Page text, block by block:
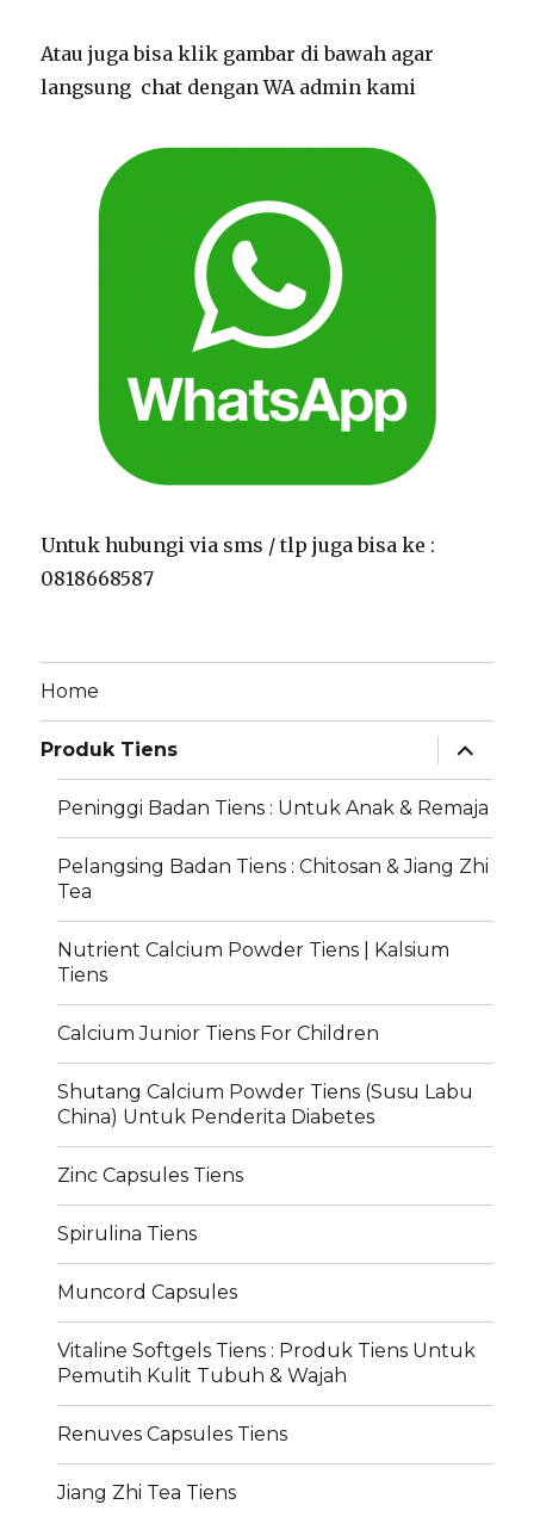
Atau juga bisa klik gambar di bawah agar
langsung chat dengan WA admin kami
Untuk hubungi via sms / tlp juga bisa ke :
0818668587
Home
Produk Tiens
expand
child
menu
Peninggi Badan Tiens : Untuk Anak & Remaja
Pelangsing Badan Tiens : Chitosan & Jiang Zhi
Tea
Nutrient Calcium Powder Tiens | Kalsium
Tiens
Calcium Junior Tiens For Children
Shutang Calcium Powder Tiens (Susu Labu
China) Untuk Penderita Diabetes
Zinc Capsules Tiens
Spirulina Tiens
Muncord Capsules
Vitaline Softgels Tiens : Produk Tiens Untuk
Pemutih Kulit Tubuh & Wajah
Renuves Capsules Tiens
Jiang Zhi Tea Tiens